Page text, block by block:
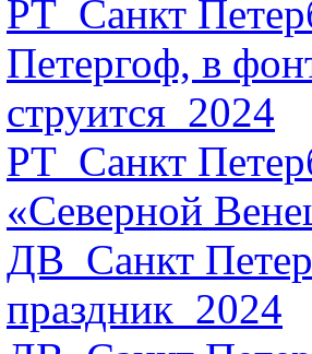
РТ_Санкт
Петергоф, в
струится_2024
РТ_Санкт
«Северной
ДВ_Санкт
праздник_2024